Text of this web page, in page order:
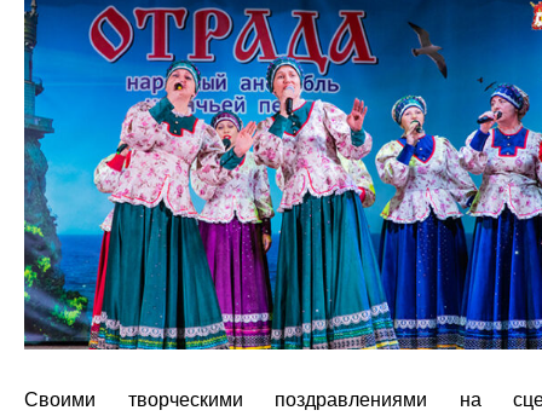
Своими творческими поздравлениями на